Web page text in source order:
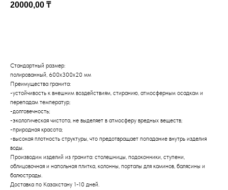
Казахстан, Алматы, ул Султана Бейбарыса,
32
20000,00 ₸
Стандартный размер:
полированный, 600х300х20 мм
Преимущества гранита:
-устойчивость к внешним воздействиям, стиранию, атмосферным осадкам и
перепадам температур;
-долговечность;
-экологическая чистота, не выделяет в атмосферу вредных веществ;
-природная красота;
-высокая плотность структуры, что предотвращает попадание внутрь изделия
воды.
Производим изделий из гранита: столешницы, подоконники, ступени,
облицовочная и напольная плитка, колонны, порталы для каминов, балясины и
балюстрады.
Доставка по Казахстану 1-10 дней.